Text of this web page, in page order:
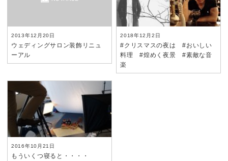
2013年12月20日
ウェディングサロン装飾リニュ
ーアル
2018年12月2日
#クリスマスの夜は #おいしい
料理 #煌めく夜景 #素敵な音
楽
2016年10月21日
もういくつ寝ると・・・・